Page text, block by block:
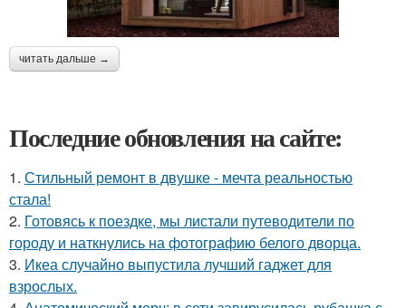
читать дальше →
Последние обновления на сайте:
1. Стильный ремонт в двушке - мечта реальностью
стала!
2. Готовясь к поездке, мы листали путеводители по
городу и наткнулись на фотографию белого дворца.
3. Икеа случайно выпустила лучший гаджет для
взрослых.